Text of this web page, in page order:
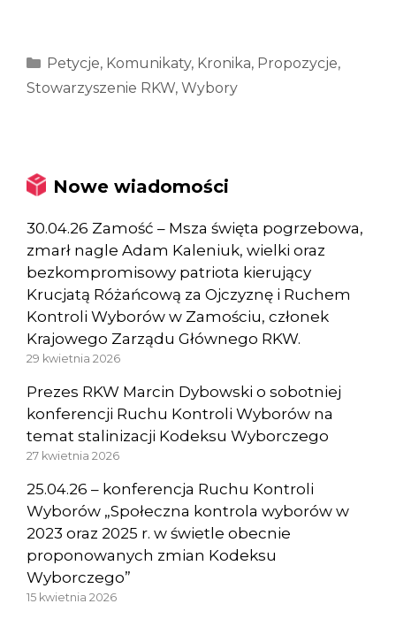
Kategorie
Petycje, Komunikaty, Kronika, Propozycje,
Stowarzyszenie RKW, Wybory
Nowe wiadomości
30.04.26 Zamość – Msza święta pogrzebowa,
zmarł nagle Adam Kaleniuk, wielki oraz
bezkompromisowy patriota kierujący
Krucjatą Różańcową za Ojczyznę i Ruchem
Kontroli Wyborów w Zamościu, członek
Krajowego Zarządu Głównego RKW.
29 kwietnia 2026
Prezes RKW Marcin Dybowski o sobotniej
konferencji Ruchu Kontroli Wyborów na
temat stalinizacji Kodeksu Wyborczego
27 kwietnia 2026
25.04.26 – konferencja Ruchu Kontroli
Wyborów „Społeczna kontrola wyborów w
2023 oraz 2025 r. w świetle obecnie
proponowanych zmian Kodeksu
Wyborczego”
15 kwietnia 2026